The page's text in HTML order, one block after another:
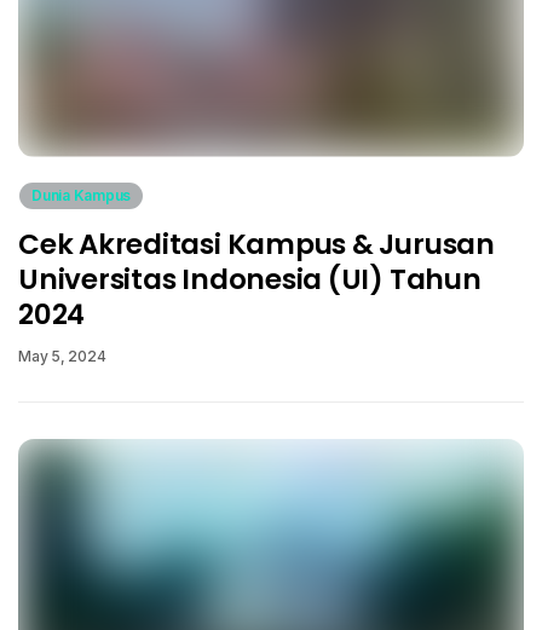
Dunia Kampus
Cek Akreditasi Kampus & Jurusan
Universitas Indonesia (UI) Tahun
2024
May 5, 2024